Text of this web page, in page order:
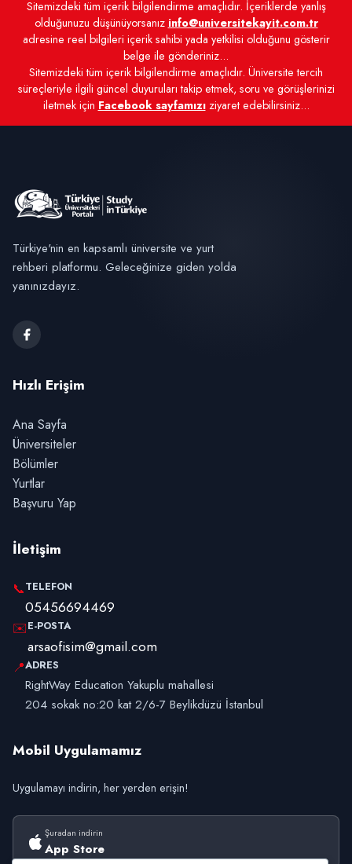
Sitemizdeki tüm içerik bilgilendirme amaçlıdır. İçeriklerde yanlış
olduğunuzu düşünüyorsanız info@universitekayit.com.tr
adresine reel bilgileri içerik sahibi yada yetkilisi olduğunu gösterir
belge ile gönderiniz...
Sitemizdeki tüm içerik bilgilendirme amaçlıdır. Üniversite tercih
süreçleriyle ilgili güncel duyuruları takip etmek, soru ve görüşlerinizi
iletmek için Facebook sayfamızıziyaret edebilirsiniz...
Türkiye'nin en kapsamlı üniversite ve yurt
rehberi platformu. Geleceğinize giden yolda
yanınızdayız.
Hızlı Erişim
Ana Sayfa
Üniversiteler
Bölümler
Yurtlar
Başvuru Yap
İletişim
📞TELEFON
05456694469
✉️E-POSTA
arsaofisim@gmail.com
📍ADRES
RightWay Education Yakuplu mahallesi
204 sokak no:20 kat 2/6-7 Beylikdüzü İstanbul
Mobil Uygulamamız
Uygulamayı indirin, her yerden erişin!
Şuradan indirin
App Store